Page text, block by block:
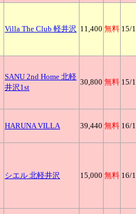
Villa The Club 軽井沢 11,400 無料 15/
SANU 2nd Home 北軽
井沢1st
30,800 無料 15/
HARUNAVILLA 39,440 無料 16/
シエル 北軽井沢 15,000 無料 16/